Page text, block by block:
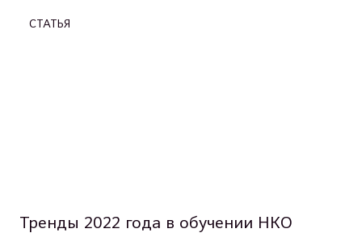
СТАТЬЯ
Тренды 2022 года в обучении НКО